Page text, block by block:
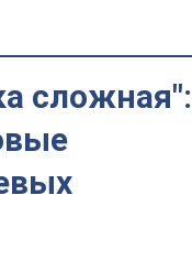
сложная":